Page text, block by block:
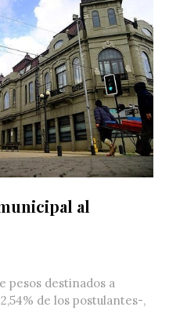
al
pesos destinados a
de los postulantes-,